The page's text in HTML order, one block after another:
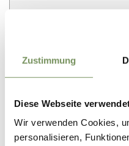
Zustimmung
Diese Webseite
Wir verwenden Cookies,
personalisieren,